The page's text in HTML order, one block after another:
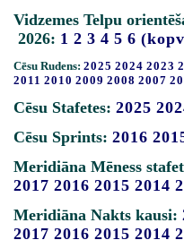
Vidzemes Telpu
2026: 1 2 3 4 5 6
Cēsu Rudens: 2025 2024 2023
2011 2010 2009 2008 2007
Cēsu Stafetes: 2025
Cēsu Sprints: 2016
Meridiāna Mēness
2017 2016 2015 2014
Meridiāna Nakts kausi:
2017 2016 2015 2014